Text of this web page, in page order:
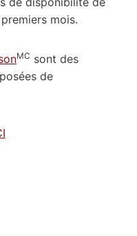
mois.
MC sont des
de